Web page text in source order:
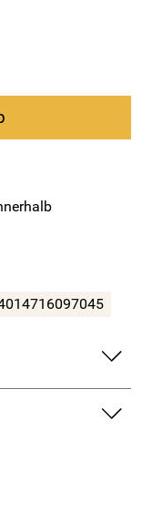
Spieluhr für
Kinder wie Eltern